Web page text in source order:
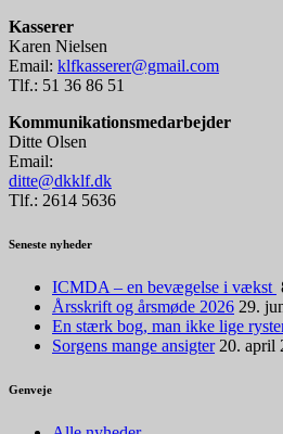
Kasserer
Karen Nielsen
Email: klfkasserer@gmail.com
Tlf.: 51 36 86 51
Kommunikationsmedarbejder
Ditte Olsen
Email:
ditte@dkklf.dk
Tlf.: 2614 5636
Seneste nyheder
ICMDA – en bevægelse i vækst
Årsskrift og årsmøde 2026 29.
En stærk bog, man ikke lige
Sorgens mange ansigter 20. april
Genveje